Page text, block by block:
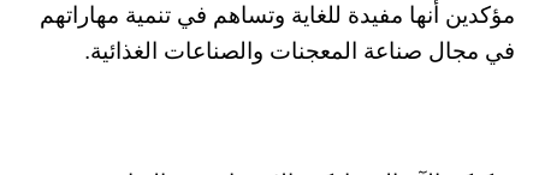
مؤكدين أنها مفيدة للغاية وتساهم في تنمية مهاراتهم
في مجال صناعة المعجنات والصناعات الغذائية.